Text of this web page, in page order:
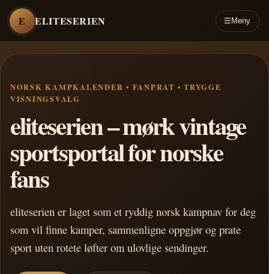
E ELITESERIEN ☰ Meny
NORSK KAMPKALENDER • FANPRAT • TRYGGE
VISNINGSVALG
eliteserien – mørk vintage
sportsportal for norske
fans
eliteserien er laget som et ryddig norsk kampnav for deg
som vil finne kamper, sammenligne oppgjør og prate
sport uten rotete løfter om ulovlige sendinger.